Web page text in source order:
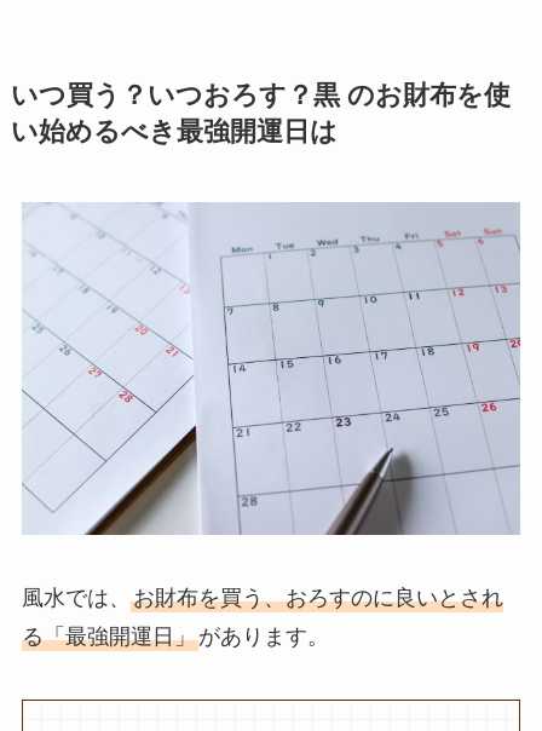
いつ買う？いつおろす？黒 のお財布を使
い始めるべき最強開運日は
風水では、 お財布を買う、おろすのに良いとされ
る「最強開運日」があります。